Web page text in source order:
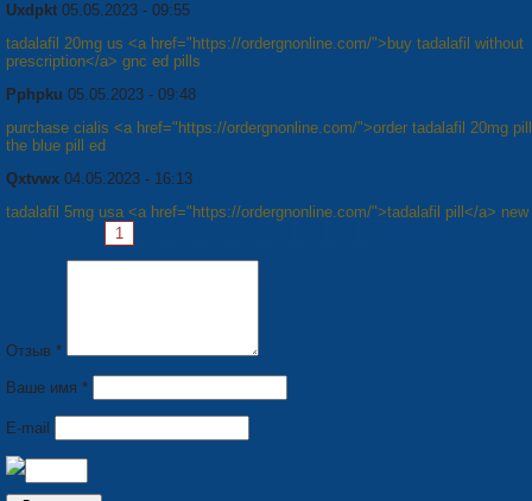
Uxdpkt 05.05.2023 - 09:55
tadalafil 20mg us <a href="https://ordergnonline.com/">buy tadalafil without
prescription</a> gnc ed pills
Pphpku 05.05.2023 - 09:48
purchase cialis <a href="https://ordergnonline.com/">order tadalafil 20mg
the blue pill ed
Qxtvwx 04.05.2023 - 16:13
tadalafil 5mg usa <a href="https://ordergnonline.com/">tadalafil pill</a> new
1
Отзыв *
Ваше имя *
E-mail